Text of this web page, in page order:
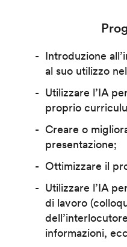
Introduzione
al suo utilizzo
Utilizzare l’IA
proprio
Creare o
presentazione;
Ottimizzare il
Utilizzare l’IA
di lavoro
informazioni,